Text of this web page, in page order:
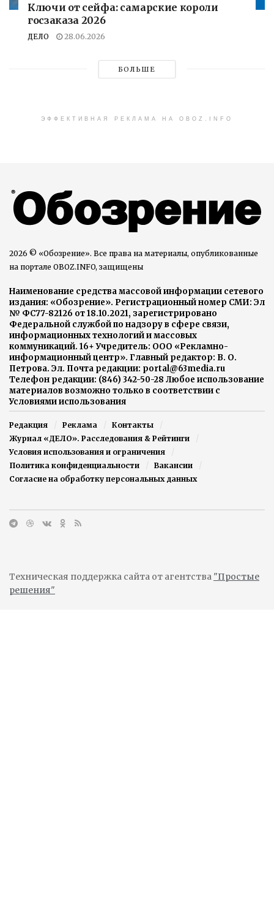
Ключи от сейфа: самарские короли
госзаказа 2026
ДЕЛО 28.06.2026
БОЛЬШЕ
ЭФФЕКТИВНАЯ РЕКЛАМА НА OBOZ.INFO
2026 © «Обозрение». Все права на материалы, опубликованные
на портале OBOZ.INFO, защищены
Наименование средства массовой информации сетевого
издания: «Обозрение». Регистрационный номер СМИ: Эл
№ ФС77-82126 от 18.10.2021, зарегистрировано
Федеральной службой по надзору в сфере связи,
информационных технологий и массовых
коммуникаций. 16+ Учредитель: ООО «Рекламно-
информационный центр». Главный редактор: В. О.
Петрова. Эл. Почта редакции: portal@63media.ru
Телефон редакции: (846) 342-50-28 Любое использование
материалов возможно только в соответствии с
Условиями использования
Редакция Реклама
Контакты
Журнал «ДЕЛО». Расследования & Рейтинги
Условия использования и ограничения
Политика конфиденциальности
Вакансии
Согласие на обработку персональных данных
Техническая поддержка сайта от агентства "Простые
решения"